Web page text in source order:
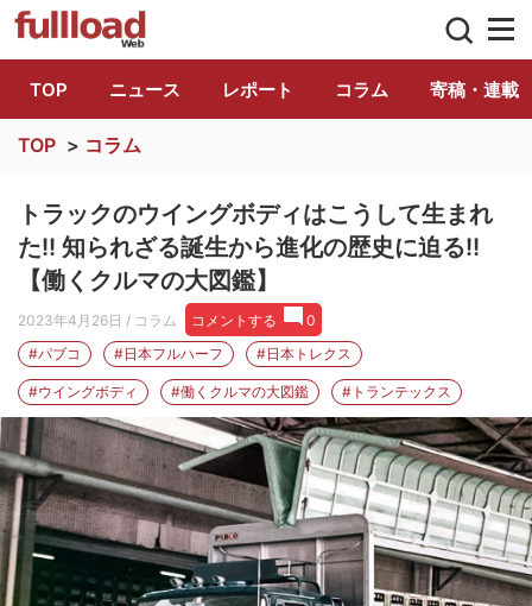
トラック総合情報誌「フルロード」公式
TOP ニュース レポート コラム 寄稿・連載
TOP > コラム
トラックのウイングボディはこうして生まれ
た!! 知られざる誕生から進化の歴史に迫る!!
【働くクルマの大図鑑】
2023年4月26日 / コラム コメントする
0
#パブコ
#日本フルハーフ #日本トレクス
#ウイングボディ #働くクルマの大図鑑 #トランテックス